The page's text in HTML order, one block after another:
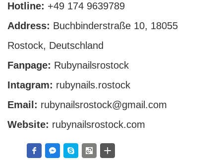
Hotline: +49 174 9639789
Address: Buchbinderstraße 10, 18055
Rostock, Deutschland
Fanpage: Rubynailsrostock
Intagram: rubynails.rostock
Email: rubynailsrostock@gmail.com
Website: rubynailsrostock.com